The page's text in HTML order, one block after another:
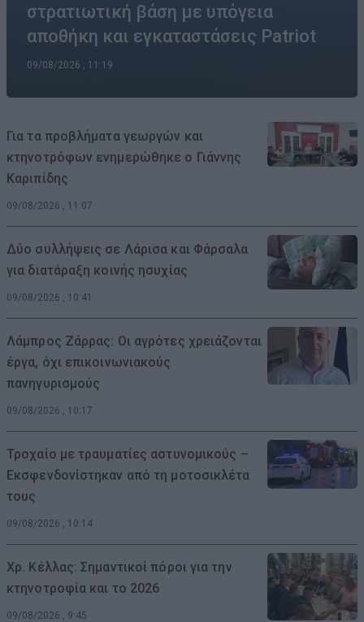
στρατιωτική βάση με υπόγεια
αποθήκη και εγκαταστάσεις Patriot
09/08/2026 , 11:19
Για τα προβλήματα γεωργών και
κτηνοτρόφων ενημερώθηκε ο Γιάννης
Καριπίδης
09/08/2026 , 11:07
Δύο συλλήψεις σε Λάρισα και Φάρσαλα
για διατάραξη κοινής ησυχίας
09/08/2026 , 10:41
Λάμπρος Ζάρρας: Οι αγρότες χρειάζονται
έργα, όχι επικοινωνιακούς
πανηγυρισμούς
09/08/2026 , 10:17
Τροχαίο με τραυματίες αστυνομικούς –
Εκσφενδονίστηκαν από τη μοτοσικλέτα
τους
09/08/2026 , 10:14
Χρ. Κέλλας: Σημαντικοί πόροι για την
κτηνοτροφία και το 2026
09/08/2026 , 9:45